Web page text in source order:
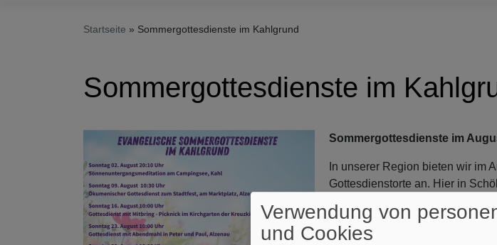
Startseite Sommergottesdienste im Kahlgrund
Sommergottesdienste im
Sommergottesdienste im
In unserer Region bieten wir im
Gottesdienstorte an. Hier in
Herzliche Einladung zu
Verwendung von
und Cookies